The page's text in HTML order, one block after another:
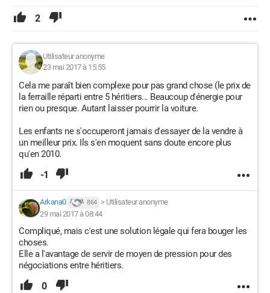
2
Utilisateur anonyme
23 mai 2017 à 15:55
Cela me paraît bien complexe pour pas grand chose (le prix de
la ferraille réparti entre 5 héritiers... Beaucoup d'énergie pour
rien ou presque. Autant laisser pourrir la voiture.
Les enfants ne s'occuperont jamais d'essayer de la vendre à
un meilleur prix. Ils s'en moquent sans doute encore plus
qu'en 2010.
-1
Arkana0 864 > Utilisateur anonyme
29 mai 2017 à 08:44
Compliqué, mais c'est une solution légale qui fera bouger les
choses.
Elle a l'avantage de servir de moyen de pression pour des
négociations entre héritiers.
0